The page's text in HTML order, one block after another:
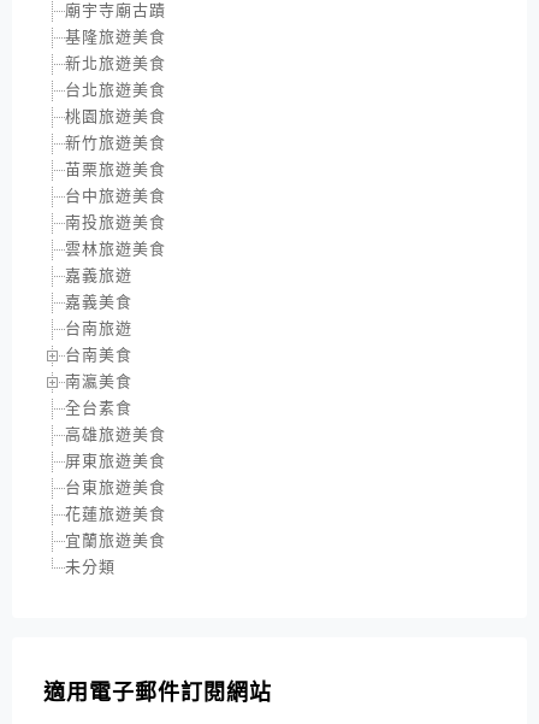
廟宇寺廟古蹟
基隆旅遊美食
新北旅遊美食
台北旅遊美食
桃園旅遊美食
新竹旅遊美食
苗栗旅遊美食
台中旅遊美食
南投旅遊美食
雲林旅遊美食
嘉義旅遊
嘉義美食
台南旅遊
台南美食
南瀛美食
全台素食
高雄旅遊美食
屏東旅遊美食
台東旅遊美食
花蓮旅遊美食
宜蘭旅遊美食
未分類
適用電子郵件訂閱網站